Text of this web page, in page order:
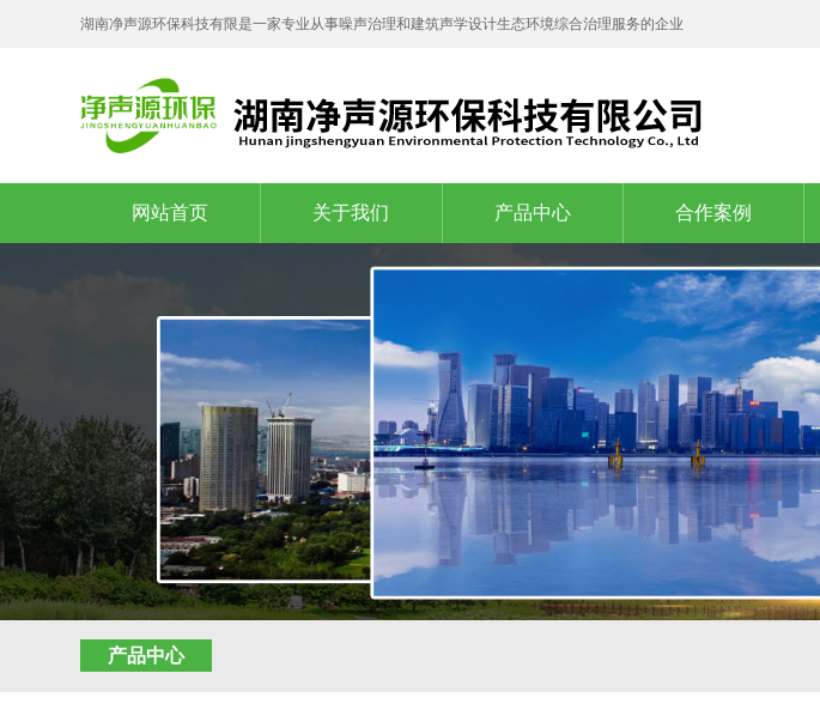
湖南净声源环保科技有限是一家专业从事噪声治理和建筑声学设计生态环境综合治理服务的企业
网站首页 关于我们 产品中心 合作案例
产品中心